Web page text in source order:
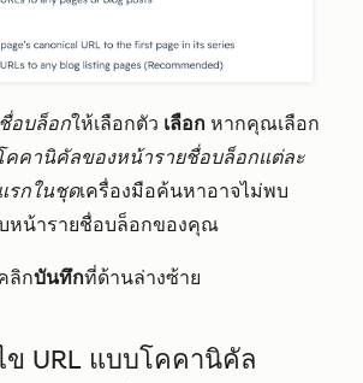
อบล็อกให้เลือกตัว เลือก หากคุณเลือก
คคานิคัลของหน้ารายชื่อบล็อกแต่ละ
รกในชุดเครื่องมือค้นหาอาจไม่พบ
หน้ารายชื่อบล็อกของคุณ
ลิกบันทึกที่ด้านล่างซ้าย
ข URL แบบโคคานิคัล